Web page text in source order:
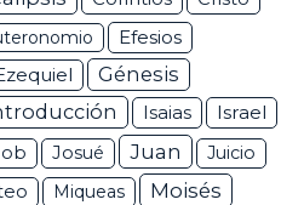
Efesios
Génesis
Isaias Israel
Josué Juan
Juicio
Miqueas Moisés